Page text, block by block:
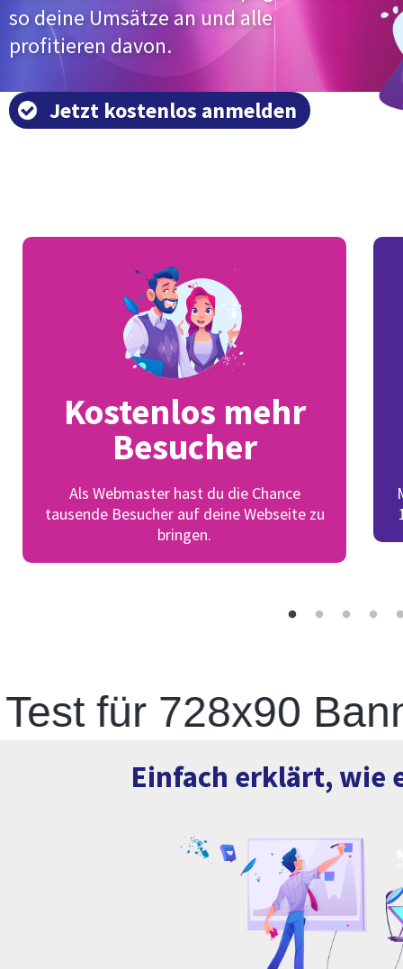
so deine Umsätze an und alle
profitieren davon.
Jetzt kostenlos anmelden
Kostenlos mehr
Besucher
Als Webmaster hast du die Chance
tausende Besucher auf deine Webseite zu
bringen.
für 728x90 Banner
Einfach erklärt, wie